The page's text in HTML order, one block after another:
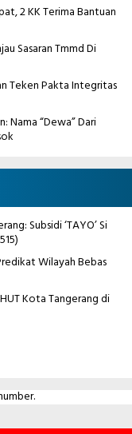
2 KK Terima Bantuan
Sasaran Tmmd Di
Teken Pakta Integritas
Nama “Dewa” Dari
Subsidi ‘TAYO’ Si
Wilayah Bebas
Kota Tangerang di